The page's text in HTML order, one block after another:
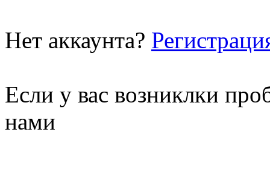
Нет аккаунта?
Если у вас возниклки
нами